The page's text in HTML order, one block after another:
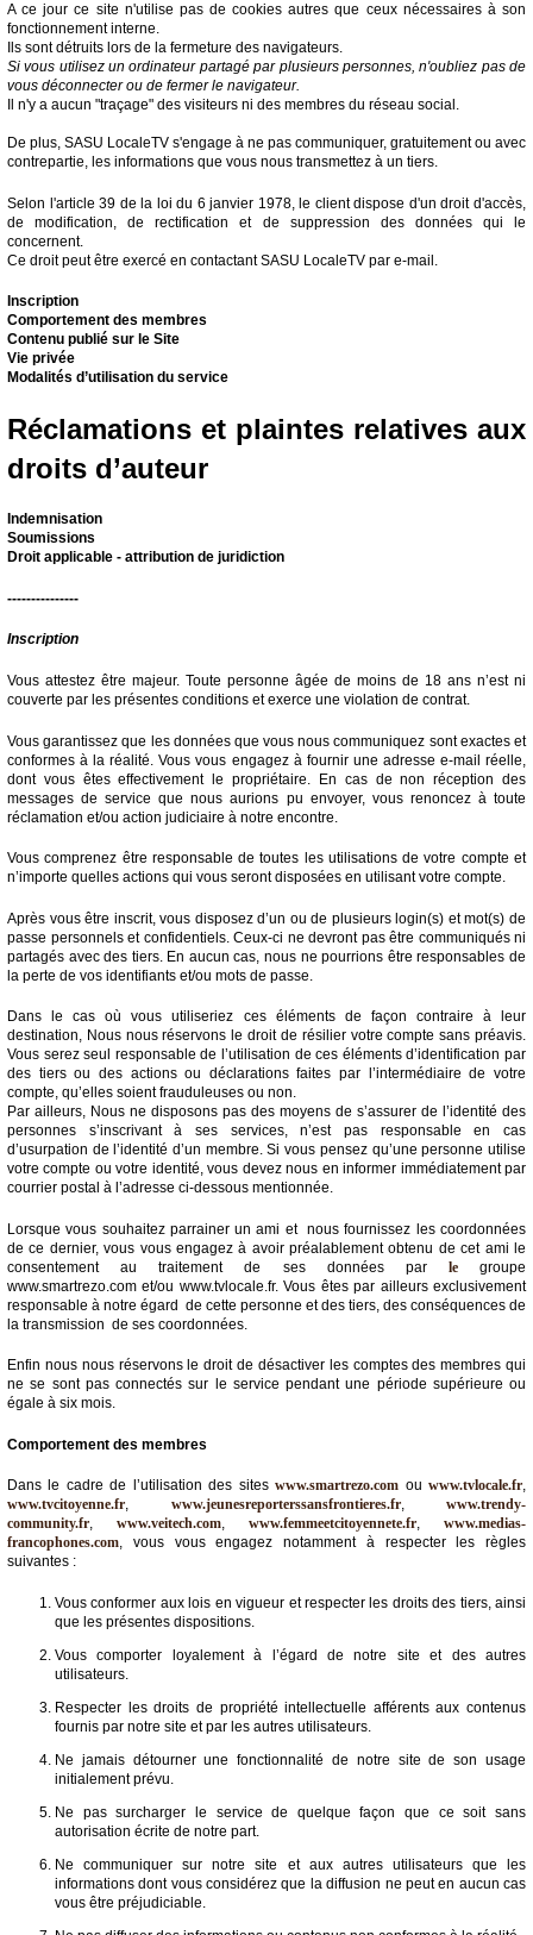
A ce jour ce site n'utilise pas de cookies autres que ceux nécessaires à son
fonctionnement interne.
Ils sont détruits lors de la fermeture des navigateurs.
Si vous utilisez un ordinateur partagé par plusieurs personnes, n'oubliez pas de
vous déconnecter ou de fermer le navigateur.
Il n'y a aucun "traçage" des visiteurs ni des membres du réseau social.
De plus, SASU LocaleTV s'engage à ne pas communiquer, gratuitement ou avec
contrepartie, les informations que vous nous transmettez à un tiers.
Selon l'article 39 de la loi du 6 janvier 1978, le client dispose d'un droit d'accès,
de modification, de rectification et de suppression des données qui le
concernent.
Ce droit peut être exercé en contactant SASU LocaleTV par e-mail.
Inscription
Comportement des membres
Contenu publié sur le Site
Vie privée
Modalités d’utilisation du service
Réclamations et plaintes relatives aux
droits d’auteur
Indemnisation
Soumissions
Droit applicable - attribution de juridiction
---------------
Inscription
Vous attestez être majeur. Toute personne âgée de moins de 18 ans n’est ni
couverte par les présentes conditions et exerce une violation de contrat.
Vous garantissez que les données que vous nous communiquez sont exactes et
conformes à la réalité. Vous vous engagez à fournir une adresse e-mail réelle,
dont vous êtes effectivement le propriétaire. En cas de non réception des
messages de service que nous aurions pu envoyer, vous renoncez à toute
réclamation et/ou action judiciaire à notre encontre.
Vous comprenez être responsable de toutes les utilisations de votre compte et
n’importe quelles actions qui vous seront disposées en utilisant votre compte.
Après vous être inscrit, vous disposez d’un ou de plusieurs login(s) et mot(s) de
passe personnels et confidentiels. Ceux-ci ne devront pas être communiqués ni
partagés avec des tiers. En aucun cas, nous ne pourrions être responsables de
la perte de vos identifiants et/ou mots de passe.
Dans le cas où vous utiliseriez ces éléments de façon contraire à leur
destination, Nous nous réservons le droit de résilier votre compte sans préavis.
Vous serez seul responsable de l’utilisation de ces éléments d’identification par
des tiers ou des actions ou déclarations faites par l’intermédiaire de votre
compte, qu’elles soient frauduleuses ou non.
Par ailleurs, Nous ne disposons pas des moyens de s’assurer de l’identité des
personnes s’inscrivant à ses services, n’est pas responsable en cas
d’usurpation de l’identité d’un membre. Si vous pensez qu’une personne utilise
votre compte ou votre identité, vous devez nous en informer immédiatement par
courrier postal à l’adresse ci-dessous mentionnée.
Lorsque vous souhaitez parrainer un ami et nous fournissez les coordonnées
de ce dernier, vous vous engagez à avoir préalablement obtenu de cet ami le
consentement au traitement de ses données par legroupe
www.smartrezo.com et/ou www.tvlocale.fr. Vous êtes par ailleurs exclusivement
responsable à notre égard de cette personne et des tiers, des conséquences de
la transmission de ses coordonnées.
Enfin nous nous réservons le droit de désactiver les comptes des membres qui
ne se sont pas connectés sur le service pendant une période supérieure ou
égale à six mois.
Comportement des membres
Dans le cadre de l’utilisation des siteswww.smartrezo.com ouwww.tvlocale.fr,
www.tvcitoyenne.fr, www.jeunesreporterssansfrontieres.fr, www.trendy-
community.fr, www.veitech.com, www.femmeetcitoyennete.fr, www.medias-
francophones.com, vous vous engagez notamment à respecter les règles
suivantes :
Vous conformer aux lois en vigueur et respecter les droits des tiers, ainsi
que les présentes dispositions.
Vous comporter loyalement à l’égard de notre site et des autres
utilisateurs.
Respecter les droits de propriété intellectuelle afférents aux contenus
fournis par notre site et par les autres utilisateurs.
Ne jamais détourner une fonctionnalité de notre site de son usage
initialement prévu.
Ne pas surcharger le service de quelque façon que ce soit sans
autorisation écrite de notre part.
Ne communiquer sur notre site et aux autres utilisateurs que les
informations dont vous considérez que la diffusion ne peut en aucun cas
vous être préjudiciable.